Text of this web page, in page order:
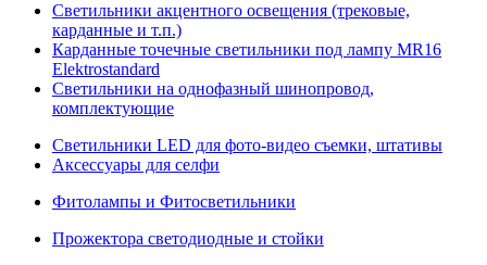
Светильники акцентного освещения (трековые,
карданные и т.п.)
Карданные точечные светильники под лампу MR16
Elektrostandard
Светильники на однофазный шинопровод,
комплектующие
Светильники LED для фото-видео съемки, штативы
Аксессуары для селфи
Фитолампы и Фитосветильники
Прожектора светодиодные и стойки